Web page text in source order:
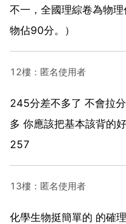
不一，全國理綜卷為物
物佔90分。）
12樓：匿名使用者
245分差不多了 不會拉
多 你應該把基本該背的
257
13樓：匿名使用者
化學生物挺簡單的 的確